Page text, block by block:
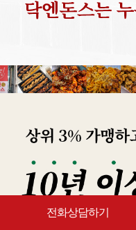
전화상담하기